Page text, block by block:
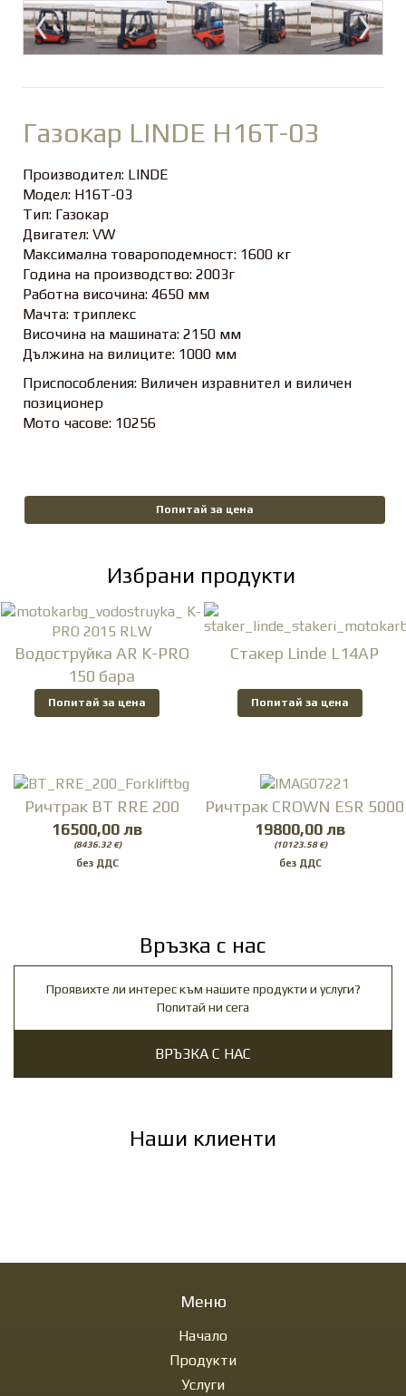
Газокар LINDE H16T-03
Производител: LINDE
Модел: H16T-03
Тип: Газокар
Двигател: VW
Максимална товароподемност: 1600 кг
Година на производство: 2003г
Работна височина: 4650 мм
Мачта: триплекс
Височина на машината: 2150 мм
Дължина на вилиците: 1000 мм
Приспособления: Виличен изравнител и виличен
позиционер
Мото часове: 10256
Попитай за цена
Избрани продукти
Водоструйка AR K-PRO
150 бара
Попитай за цена
Стакер Linde L14AP
Попитай за цена
Ричтрак BT RRE 200
16500,00 лв
(8436.32 €)
Ричтрак CROWN ESR 5000
19800,00 лв
(10123.58 €)
Връзка с нас
Проявихте ли интерес към нашите продукти и услуги?
Попитай ни сега
ВРЪЗКА С НАС
Наши клиенти
Меню
Начало
Продукти
Услуги